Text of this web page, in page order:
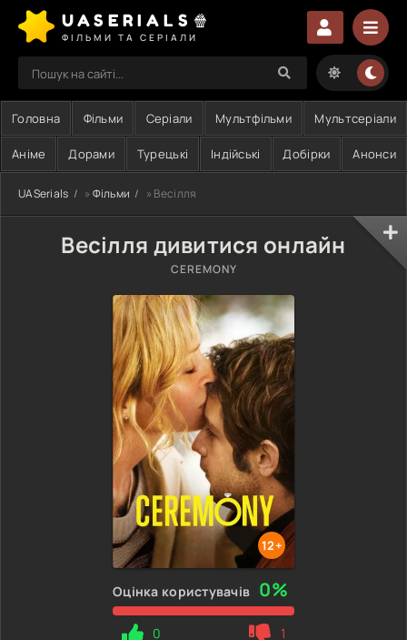
UASERIALS🍿
ФІЛЬМИ ТА СЕРІАЛИ
Головна Фільми Серіали Мультфільми Мультсеріали
Аніме Дорами Турецькі Індійські Добірки Анонси
UASerials » Фільми » Весілля
Весілля дивитися онлайн
CEREMONY
12+
Оцінка користувачів 0%
0 1